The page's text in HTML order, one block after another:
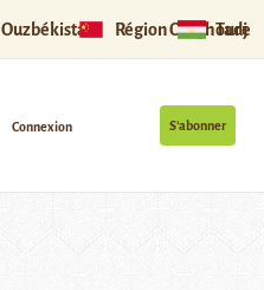
Ouzbékistan Région Ouïghoure
S’abonner
Connexion